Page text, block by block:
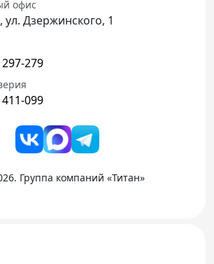
офис
ул. Дзержинского, 1
279
099
Группа компаний «Титан»